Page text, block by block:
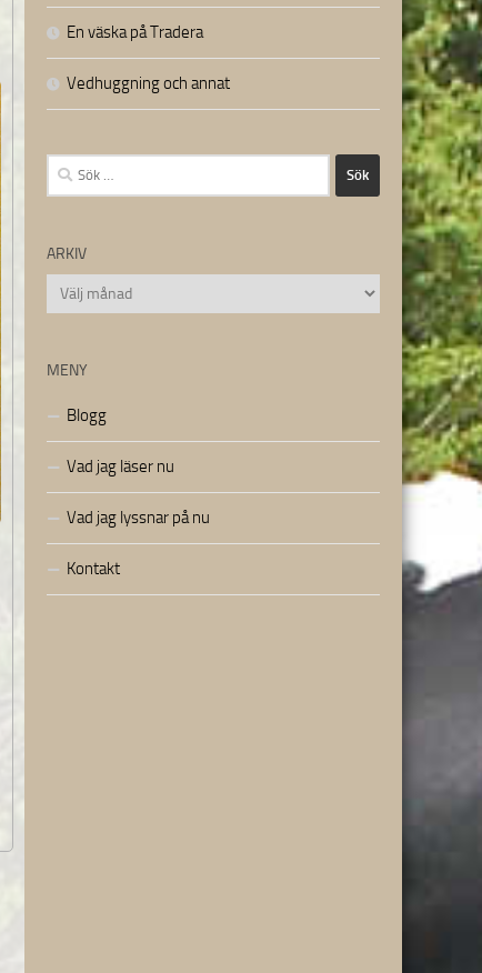
En väska på Tradera
Vedhuggning och annat
Sök
efter:
ARKIV
Arkiv
MENY
Blogg
Vad jag läser nu
Vad jag lyssnar på nu
Kontakt